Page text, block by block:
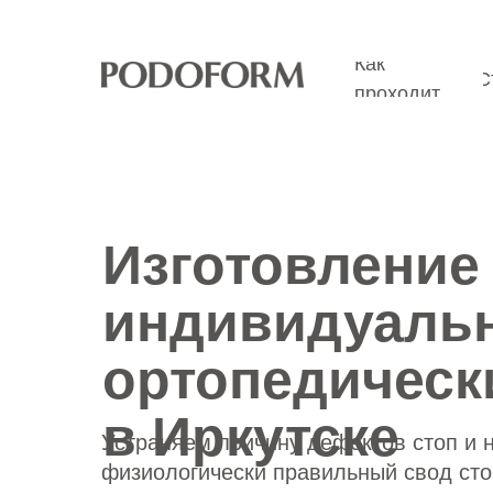
Как
проходит
проходит
Изготовление
в Иркутске
Устраняем причину дефектов стоп и
физиологически правильный свод